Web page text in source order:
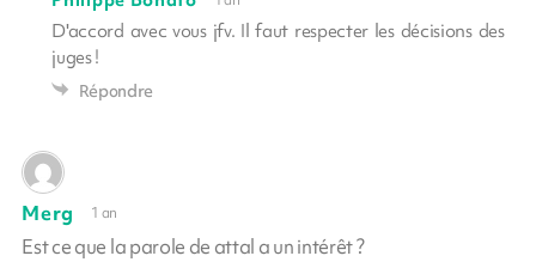
D'accord avec vous jfv. Il faut respecter les décisions des
juges !
Répondre
Merg 1 an
Est ce que la parole de attal a un intérêt ?